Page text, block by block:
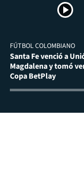
FÚTBOL COLOMBIANO
Santa Fe venció a
Magdalena y tomó
Copa BetPlay